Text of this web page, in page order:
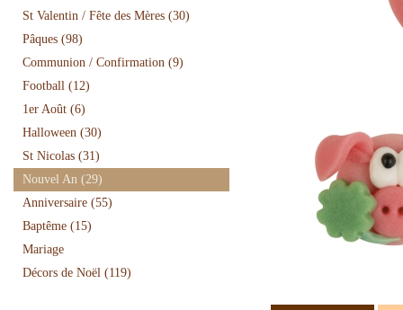
St Valentin / Fête des Mères (30)
Pâques (98)
Communion / Confirmation (9)
Football (12)
1er Août (6)
Halloween (30)
St Nicolas (31)
Nouvel An (29)
Anniversaire (55)
Baptême (15)
Mariage
Décors de Noël (119)